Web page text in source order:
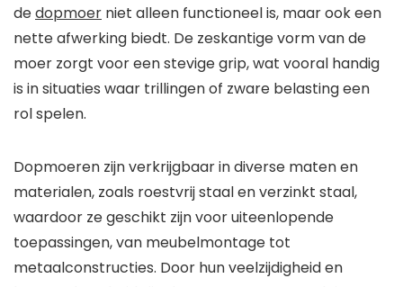
dedopmoer niet alleen functioneel is, maar ook een
nette afwerking biedt. De zeskantige vorm van de
moer zorgt voor een stevige grip, wat vooral handig
is in situaties waar trillingen of zware belasting een
rol spelen.
Dopmoeren zijn verkrijgbaar in diverse maten en
materialen, zoals roestvrij staal en verzinkt staal,
waardoor ze geschikt zijn voor uiteenlopende
toepassingen, van meubelmontage tot
metaalconstructies. Door hun veelzijdigheid en